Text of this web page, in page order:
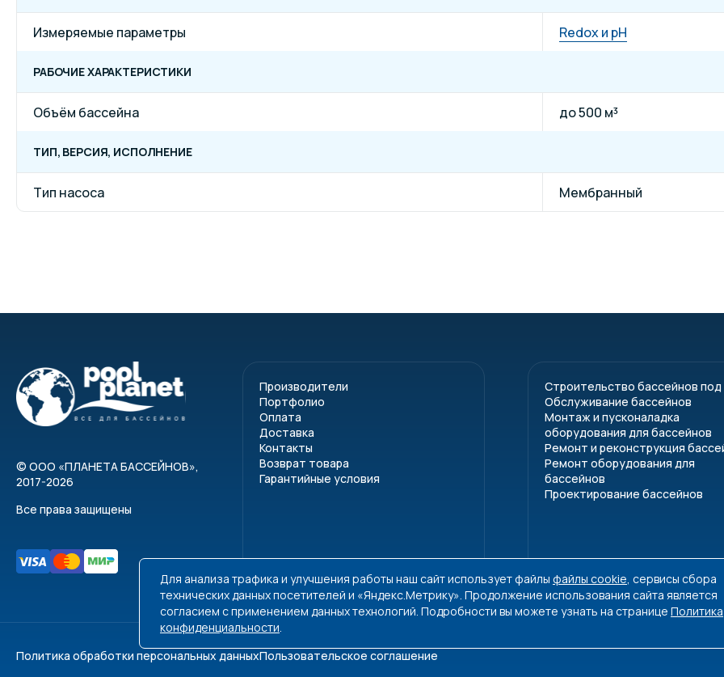
Измеряемые параметры Redox и pH
РАБОЧИЕ ХАРАКТЕРИСТИКИ
Объём бассейна до 500 м³
ТИП, ВЕРСИЯ, ИСПОЛНЕНИЕ
Тип насоса Мембранный
© ООО «ПЛАНЕТА БАССЕЙНОВ»,
2017-2026
Все права защищены
Производители
Портфолио
Оплата
Доставка
Контакты
Возврат товара
Гарантийные условия
Строительство бассейнов
Обслуживание бассейнов
Монтаж и пусконаладка
оборудования для бассейнов
Ремонт и реконструкция
Ремонт оборудования для
бассейнов
Проектирование бассейнов
Политика обработки персональных данныхПользовательское соглашение
Для анализа трафика и улучшения работы наш сайт использует файлы файлы cookie, сервисы сбора
технических данных посетителей и «Яндекс.Метрику». Продолжение использования сайта является
согласием с применением данных технологий. Подробности вы можете узнать на странице Политика
конфиденциальности.